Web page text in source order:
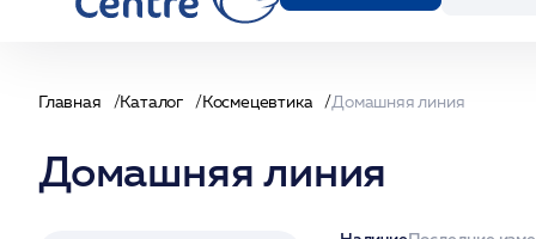
Главная Каталог Космецевтика Домашняя линия
Домашняя линия